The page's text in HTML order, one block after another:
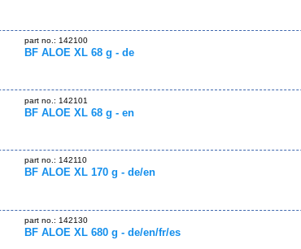
part no.: 142100
BF ALOE XL 68 g - de
part no.: 142101
BF ALOE XL 68 g - en
part no.: 142110
BF ALOE XL 170 g - de/en
part no.: 142130
BF ALOE XL 680 g - de/en/fr/es